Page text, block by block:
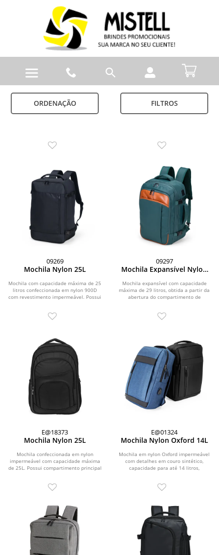
ORDENAÇÃO FILTROS
09269
Mochila Nylon 25L
Mochila com capacidade máxima de 25
litros confeccionada em nylon 900D
com revestimento impermeável. Possui
09297
Mochila Expansível Nylon
Mochila expansível com capacidade
máxima de 29 litros, obtida a partir da
abertura do compartimento de
E@18373
Mochila Nylon 25L
Mochila confeccionada em nylon
impermeável com capacidade máxima
de 25L. Possui compartimento principal
E@01324
Mochila Nylon Oxford 14L
Mochila em nylon Oxford impermeável
com detalhes em couro sintético,
capacidade para até 14 litros,